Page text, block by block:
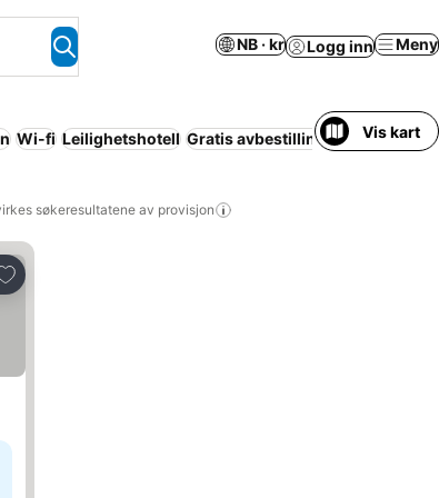
NB · kr Logg inn Meny
Wi-fi Leilighetshotell Gratis avbestilling Barnefamilier
Vis kart
søkeresultatene av provisjon
til i favoritter